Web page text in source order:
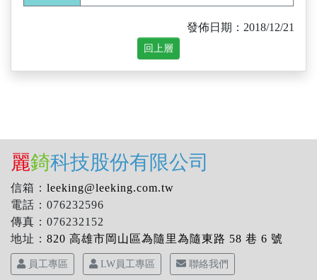
發佈日期：2018/12/21
麗錡科技股份有限公司
信箱： leeking@leeking.com.tw
電話：076232596
傳真：076232152
地址： 820 高雄市岡山區為隨里為隨東路 58 巷 6 號
員工專區 LW員工專區 聯絡我們